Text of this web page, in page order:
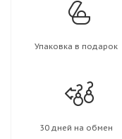
Упаковка в подарок
30 дней на обмен